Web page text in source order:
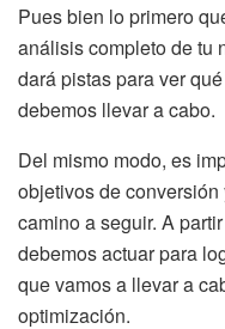
Pues bien lo primero
análisis completo de tu
dará pistas para ver
debemos llevar a cabo.
Del mismo modo, es
objetivos de
camino a seguir. A
debemos actuar para
que vamos a llevar a
optimización.